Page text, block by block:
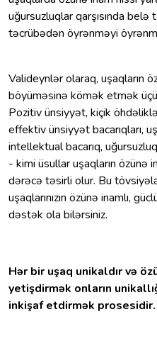
uğursuzluqlar qarşısında
təcrübədən öyrənməyi
Valideynlər olaraq, uşaqların
böyüməsinə kömək etmək
Pozitiv ünsiyyət, kiçik
effektiv ünsiyyət bacarıqları,
intellektual bacarıq,
- kimi üsullar uşaqların özünə
dərəcə təsirli olur. Bu
uşaqlarınızın özünə inamlı,
dəstək ola bilərsiniz.
Hər bir uşaq unikaldır və
yetişdirmək onların
inkişaf etdirmək prosesidir.